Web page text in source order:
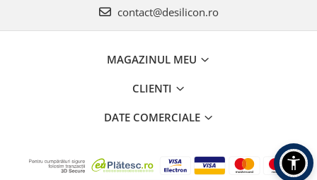
contact@desilicon.ro
MAGAZINUL MEU
CLIENTI
DATE COMERCIALE